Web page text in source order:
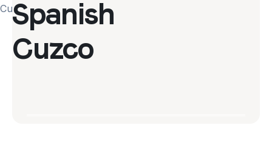
CuzcoSpanish
Cuzco